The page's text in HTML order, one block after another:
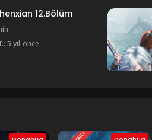
12.Bölüm
5 yıl önce